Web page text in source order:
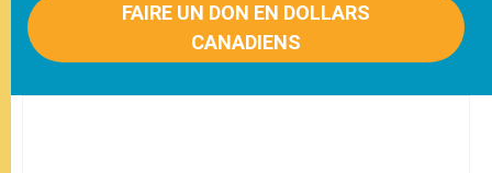
FAIRE UN DON EN DOLLARS
CANADIENS